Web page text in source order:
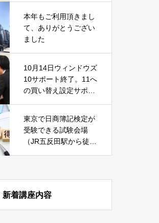
本年もご利用頂きまし
て、ありがとうござい
ました
10月14日ウィンドウズ
10サポート終了。11へ
の買い替え設定サポー
東京で日商簿記検定が
受験できる試験会場
（JR五反田駅から徒歩
新着講座内容